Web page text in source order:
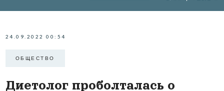
24.09.2022 00:54
ОБЩЕСТВО
Диетолог проболталась о